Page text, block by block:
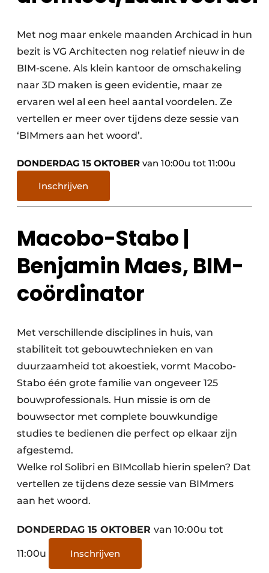
Met nog maar enkele maanden Archicad in hun
bezit is VG Architecten nog relatief nieuw in de
BIM-scene. Als klein kantoor de omschakeling
naar 3D maken is geen evidentie, maar ze
ervaren wel al een heel aantal voordelen. Ze
vertellen er meer over tijdens deze sessie van
‘BIMmers aan het woord’.
DONDERDAG 15 OKTOBER van 10:00u tot 11:00u
Inschrijven
Macobo-Stabo |
Benjamin Maes, BIM-
coördinator
Met verschillende disciplines in huis, van
stabiliteit tot gebouwtechnieken en van
duurzaamheid tot akoestiek, vormt Macobo-
Stabo één grote familie van ongeveer 125
bouwprofessionals. Hun missie is om de
bouwsector met complete bouwkundige
studies te bedienen die perfect op elkaar zijn
afgestemd.
Welke rol Solibri en BIMcollab hierin spelen? Dat
vertellen ze tijdens deze sessie van BIMmers
aan het woord.
DONDERDAG 15 OKTOBER van 10:00u tot
11:00u Inschrijven